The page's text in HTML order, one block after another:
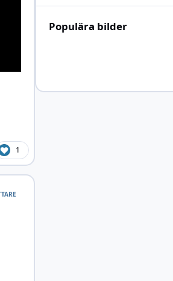
1
Populära bilder